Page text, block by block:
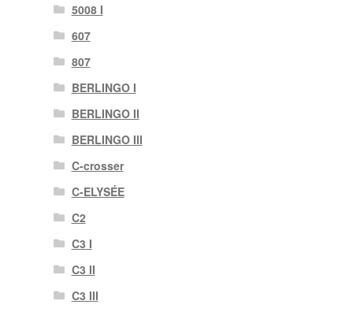
5008 I
607
807
BERLINGO I
BERLINGO II
BERLINGO III
C-crosser
C-ELYSÉE
C2
C3 I
C3 II
C3 III